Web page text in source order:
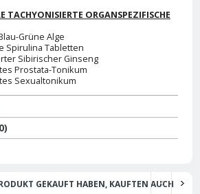
TACHYONISIERTE ORGANSPEZIFISCHE
Grüne Alge
Spirulina Tabletten
Sibirischer Ginseng
Prostata-Tonikum
Sexualtonikum
GEKAUFT HABEN, KAUFTEN AUCH